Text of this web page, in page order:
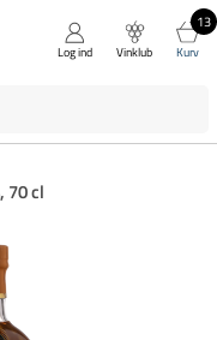
Luk
Log ind Vinklub
13
Kurv
70 cl